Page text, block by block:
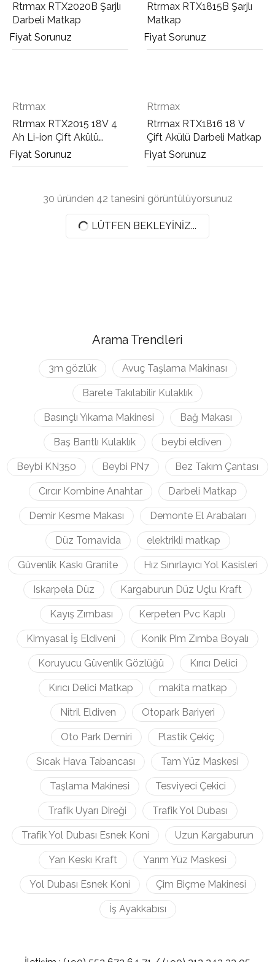
Rtrmax RTX2020B Şarjlı
Darbeli Matkap
Fiyat Sorunuz
Rtrmax RTX1815B Şarjlı
Matkap
Fiyat Sorunuz
Rtrmax
Rtrmax RTX2015 18V 4
Ah Li-ion Çift Akülü
Matkap Vidalama
Fiyat Sorunuz
Rtrmax
Rtrmax RTX1816 18 V
Çift Akülü Darbeli Matkap
Fiyat Sorunuz
30 üründen 42 tanesini görüntülüyorsunuz
LÜTFEN BEKLEYINIZ...
Arama Trendleri
3m gözlük Avuç Taşlama Makinası
Barete Takılabilir Kulaklık
Basınçlı Yıkama Makinesi Bağ Makası
Baş Bantlı Kulaklık beybi eldiven
Beybi KN350 Beybi PN7 Bez Takım Çantası
Cırcır Kombine Anahtar Darbeli Matkap
Demir Kesme Makası Demonte El Arabaları
Düz Tornavida elektrikli matkap
Güvenlik Kaskı Granite Hız Sınırlayıcı Yol Kasisleri
Iskarpela Düz Kargaburun Düz Uçlu Kraft
Kayış Zımbası Kerpeten Pvc Kaplı
Kimyasal İş Eldiveni Konik Pim Zımba Boyalı
Koruyucu Güvenlik Gözlüğü Kırıcı Delici
Kırıcı Delici Matkap makita matkap
Nitril Eldiven Otopark Bariyeri
Oto Park Demiri Plastik Çekiç
Sıcak Hava Tabancası Tam Yüz Maskesi
Taşlama Makinesi Tesviyeci Çekici
Trafik Uyarı Direği Trafik Yol Dubası
Trafik Yol Dubası Esnek Koni Uzun Kargaburun
Yan Keskı Kraft Yarım Yüz Maskesi
Yol Dubası Esnek Koni Çim Biçme Makinesi
İş Ayakkabısı